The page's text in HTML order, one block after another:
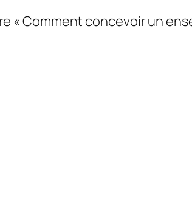
« Comment concevoir un